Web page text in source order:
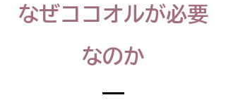
なぜココオルが必要
なのか